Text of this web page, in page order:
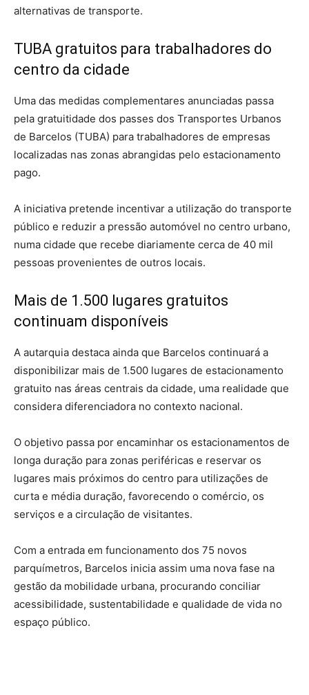
alternativas de transporte.
TUBA gratuitos para trabalhadores do
centro da cidade
Uma das medidas complementares anunciadas passa
pela gratuitidade dos passes dos Transportes Urbanos
de Barcelos (TUBA) para trabalhadores de empresas
localizadas nas zonas abrangidas pelo estacionamento
pago.
A iniciativa pretende incentivar a utilização do transporte
público e reduzir a pressão automóvel no centro urbano,
numa cidade que recebe diariamente cerca de 40 mil
pessoas provenientes de outros locais.
Mais de 1.500 lugares gratuitos
continuam disponíveis
A autarquia destaca ainda que Barcelos continuará a
disponibilizar mais de 1.500 lugares de estacionamento
gratuito nas áreas centrais da cidade, uma realidade que
considera diferenciadora no contexto nacional.
O objetivo passa por encaminhar os estacionamentos de
longa duração para zonas periféricas e reservar os
lugares mais próximos do centro para utilizações de
curta e média duração, favorecendo o comércio, os
serviços e a circulação de visitantes.
Com a entrada em funcionamento dos 75 novos
parquímetros, Barcelos inicia assim uma nova fase na
gestão da mobilidade urbana, procurando conciliar
acessibilidade, sustentabilidade e qualidade de vida no
espaço público.